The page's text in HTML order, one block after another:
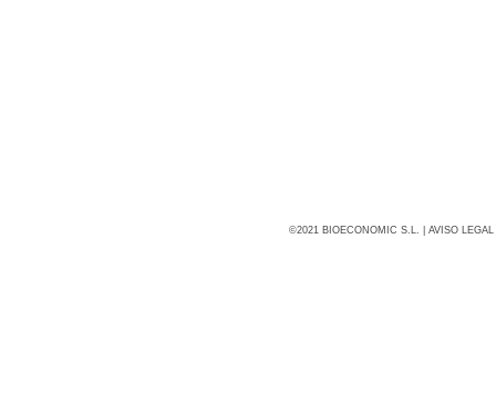
©2021 BIOECONOMIC S.L. | AVISO LEGAL